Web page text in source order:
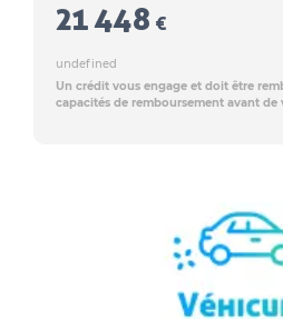
21 448 €
undefined
Un crédit vous engage et doit être
capacités de remboursement avant de